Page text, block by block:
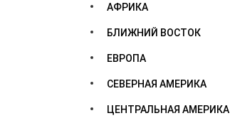
АФРИКА
БЛИЖНИЙ ВОСТОК
ЕВРОПА
СЕВЕРНАЯ АМЕРИКА
ЦЕНТРАЛЬНАЯ АМЕРИКА